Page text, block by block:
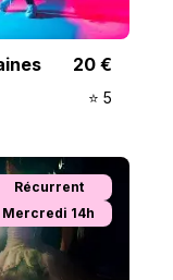
20 €
⭐️ 5
Récurrent
Mercredi 14h